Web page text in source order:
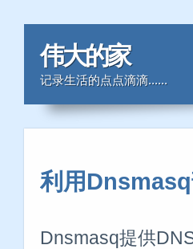
伟大的家
记录生活的点点滴滴......
利用
Dnsmasq提供